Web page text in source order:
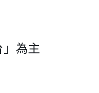
為主